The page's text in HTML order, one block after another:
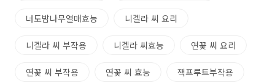
너도밤나무열매효능 니겔라 씨 요리
니겔라 씨 부작용 니겔라 씨효능 연꽃 씨 요리
연꽃 씨 부작용 연꽃 씨 효능 잭프루트부작용